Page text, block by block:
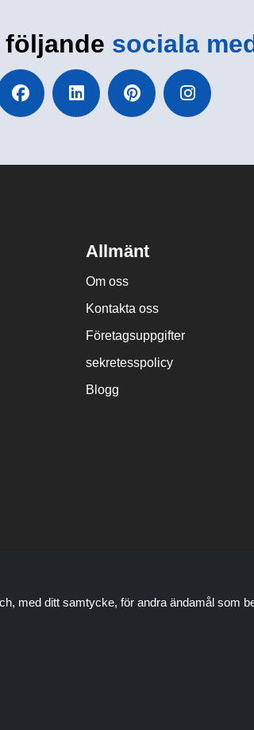
sociala
Allmänt
Om oss
Kontakta oss
Företagsuppgifter
sekretesspolicy
Blogg
erbjudanden, rabatter och kuponger; dessa
med ditt samtycke, för andra ändamål som